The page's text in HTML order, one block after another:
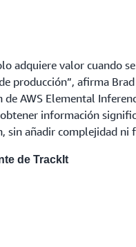
adquiere valor cuando
producción”, afirma
de AWS Elemental
información
sin añadir complejidad ni
de TrackIt